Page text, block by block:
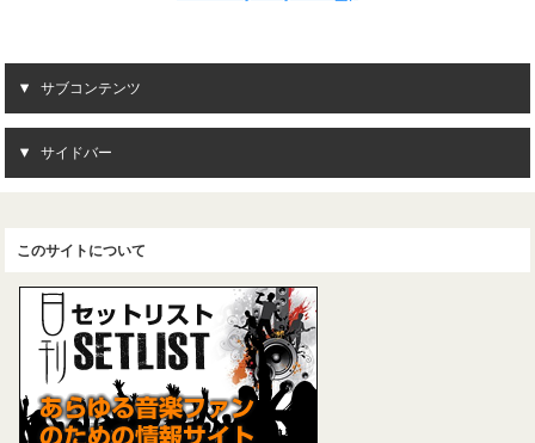
サブコンテンツ
サイドバー
このサイトについて